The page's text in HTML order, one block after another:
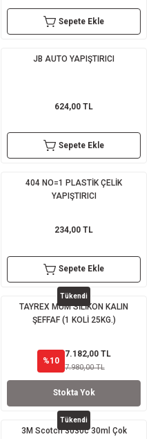
Sepete Ekle
JB AUTO YAPIŞTIRICI
624,00 TL
Sepete Ekle
404 NO=1 PLASTİK ÇELİK
YAPIŞTIRICI
234,00 TL
Sepete Ekle
Tükendi
TAYREX MUM SİLİKON KALIN
ŞEFFAF (1 KOLİ 25KG.)
%10
7.182,00 TL
7.980,00 TL
Stokta Yok
Tükendi
3M Scotch 3030c 30ml Çok